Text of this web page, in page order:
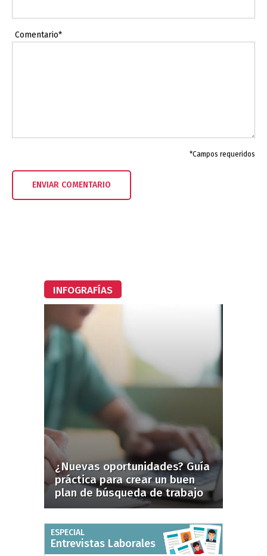
Comentario*
*Campos requeridos
INFOGRAFÍAS
¿Nuevas oportunidades? Guía
práctica para crear un buen
plan de búsqueda de trabajo
ESPECIAL
Entrevistas Laborales